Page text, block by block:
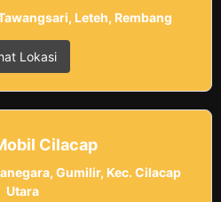
Leteh, Rembang
Lokasi
Cilacap
Gumilir, Kec. Cilacap
Utara